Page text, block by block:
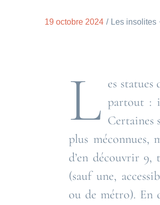
19 octobre 2024 Les insolites
L es
partout :
Certaines
plus méconnues,
d’en découvrir 9,
(sauf une,
ou de métro). En